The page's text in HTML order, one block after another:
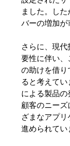
ました。し
バーの増加が
さらに、現
要性に伴い
の助けを借
ると考えて
による製品
顧客のニー
ざまなアプ
進められてい